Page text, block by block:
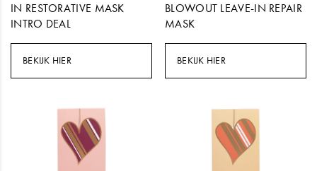
IN RESTORATIVE MASK
INTRO DEAL
BEKIJK HIER
BLOWOUT LEAVE-IN REPAIR
MASK
BEKIJK HIER